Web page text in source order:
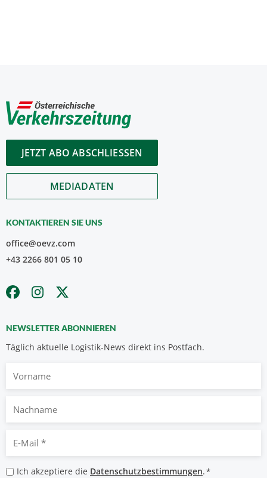
JETZT ABO ABSCHLIESSEN
MEDIADATEN
KONTAKTIEREN SIE UNS
office@oevz.com
+43 2266 801 05 10
NEWSLETTER ABONNIEREN
Täglich aktuelle Logistik-News direkt ins Postfach.
Vorname
Nachname
Mail
*
Datenschutzbestimmungen
Ich akzeptiere die Datenschutzbestimmungen.*